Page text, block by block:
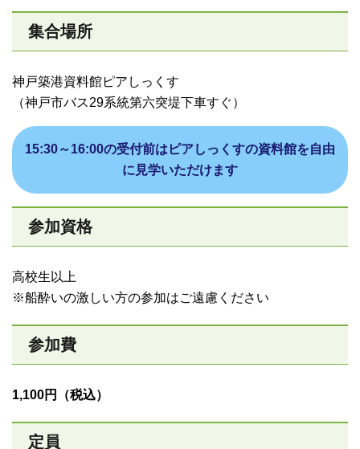
集合場所
神戸築港資料館ピアしっくす
（神戸市バス29系統第六突堤下車すぐ）
15:30～16:00の受付前はピアしっくすの資料館を自由
に見学いただけます
参加資格
高校生以上
※船酔いの激しい方の参加はご遠慮ください
参加費
1,100円（税込）
定員